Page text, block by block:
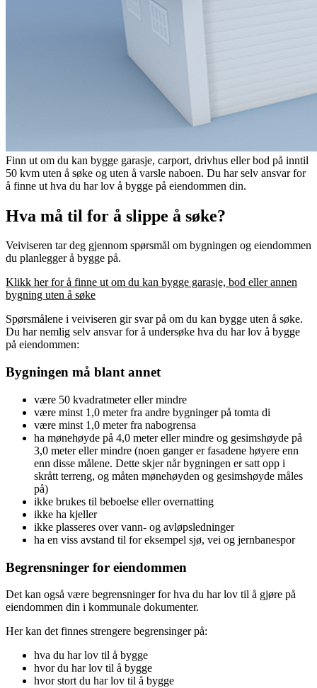
Finn ut om du kan bygge garasje, carport, drivhus eller bod på inntil
50 kvm uten å søke og uten å varsle naboen. Du har selv ansvar for
å finne ut hva du har lov å bygge på eiendommen din.
Hva må til for å slippe å søke?
Veiviseren tar deg gjennom spørsmål om bygningen og eiendommen
du planlegger å bygge på.
Klikk her for å finne ut om du kan bygge garasje, bod eller annen
bygning uten å søke
Spørsmålene i veiviseren gir svar på om du kan bygge uten å søke.
Du har nemlig selv ansvar for å undersøke hva du har lov å bygge
på eiendommen:
Bygningen må blant annet
være 50 kvadratmeter eller mindre
være minst 1,0 meter fra andre bygninger på tomta di
være minst 1,0 meter fra nabogrensa
ha mønehøyde på 4,0 meter eller mindre og gesimshøyde på
3,0 meter eller mindre (noen ganger er fasadene høyere enn
enn disse målene. Dette skjer når bygningen er satt opp i
skrått terreng, og måten mønehøyden og gesimshøyde måles
på)
ikke brukes til beboelse eller overnatting
ikke ha kjeller
ikke plasseres over vann- og avløpsledninger
ha en viss avstand til for eksempel sjø, vei og jernbanespor
Begrensninger for eiendommen
Det kan også være begrensninger for hva du har lov til å gjøre på
eiendommen din i kommunale dokumenter.
Her kan det finnes strengere begrensinger på:
hva du har lov til å bygge
hvor du har lov til å bygge
hvor stort du har lov til å bygge